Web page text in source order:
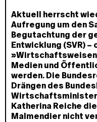
Aktuell herrscht
Aufregung um den
Begutachtung der
Entwicklung (SVR)
Medien und
werden. Die
Drängen des
Katherina Reiche
Malmendier nicht